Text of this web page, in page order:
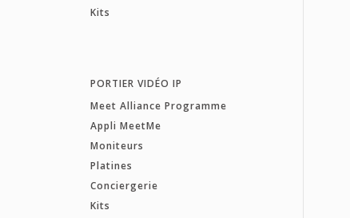
Kits
PORTIER VIDÉO IP
Meet Alliance Programme
Appli MeetMe
Moniteurs
Platines
Conciergerie
Kits